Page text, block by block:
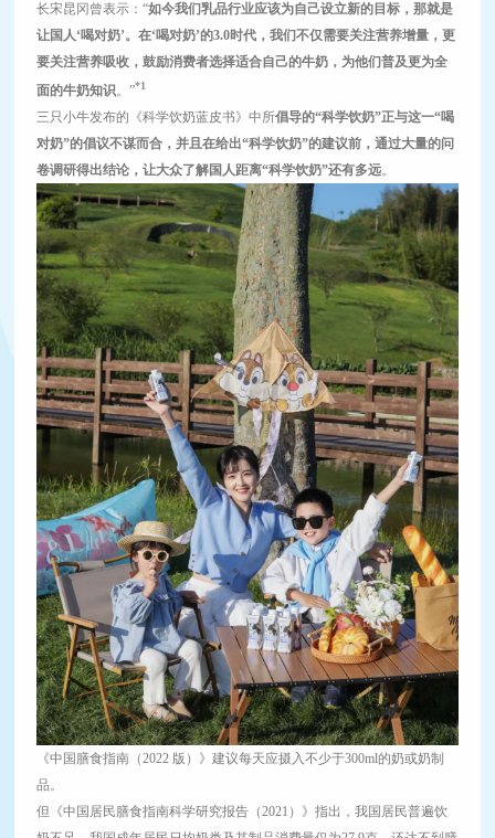
长宋昆冈曾表示：“如今我们乳品行业应该为自己设立新的目标，那就是
让国人‘喝对奶’。在‘喝对奶’的3.0时代，我们不仅需要关注营养增量，更
要关注营养吸收，鼓励消费者选择适合自己的牛奶，为他们普及更为全
面的牛奶知识。”*1
三只小牛发布的《科学饮奶蓝皮书》中所倡导的“科学饮奶”正与这一“喝
对奶”的倡议不谋而合，并且在给出“科学饮奶”的建议前，通过大量的问
卷调研得出结论，让大众了解国人距离“科学饮奶”还有多远。
《中国膳食指南（2022 版）》建议每天应摄入不少于300ml的奶或奶制
品。
但《中国居民膳食指南科学研究报告（2021）》指出，我国居民普遍饮